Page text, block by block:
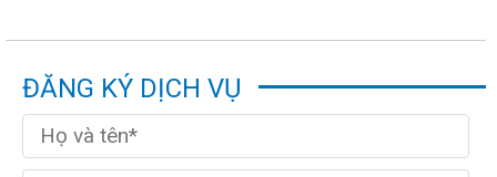
ĐĂNG KÝ DỊCH VỤ